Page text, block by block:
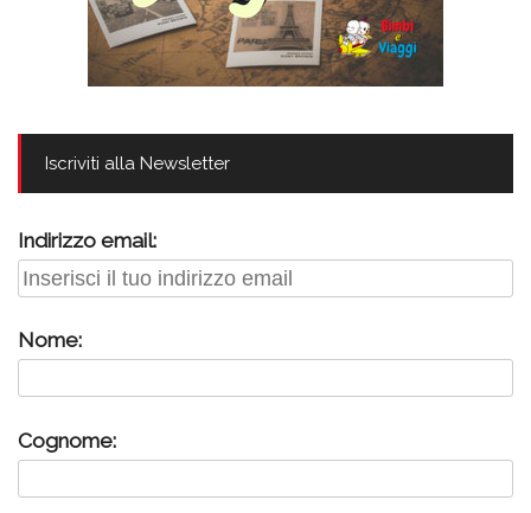
Iscriviti alla Newsletter
Indirizzo email:
Nome:
Cognome: